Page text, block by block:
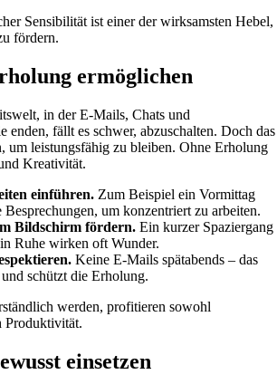
Sensibilität ist einer der wirksamsten Hebel,
fördern.
ermöglichen
in der E-Mails, Chats und
enden, fällt es schwer, abzuschalten. Doch das
um leistungsfähig zu bleiben. Ohne Erholung
Kreativität.
einführen. Zum Beispiel ein Vormittag
Besprechungen, um konzentriert zu arbeiten.
Bildschirm fördern. Ein kurzer Spaziergang
Ruhe wirken oft Wunder.
Keine E-Mails spätabends – das
schützt die Erholung.
werden, profitieren sowohl
Produktivität.
einsetzen